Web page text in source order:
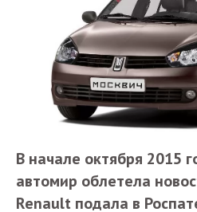
В начале октября 2015
автомир облетела
Renault подала в